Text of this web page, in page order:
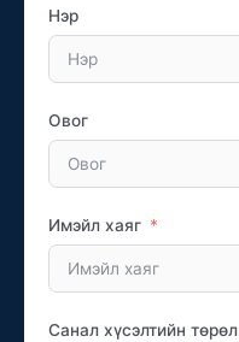
Нэр
Овог
Имэйл хаяг
Санал хүсэлтийн төрөл